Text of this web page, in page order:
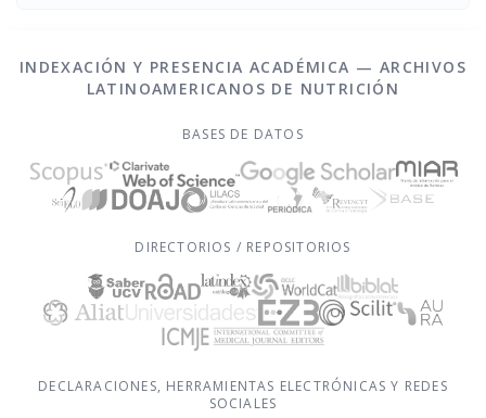
INDEXACIÓN Y PRESENCIA ACADÉMICA — ARCHIVOS
LATINOAMERICANOS DE NUTRICIÓN
BASES DE DATOS
DIRECTORIOS / REPOSITORIOS
DECLARACIONES, HERRAMIENTAS ELECTRÓNICAS Y REDES
SOCIALES